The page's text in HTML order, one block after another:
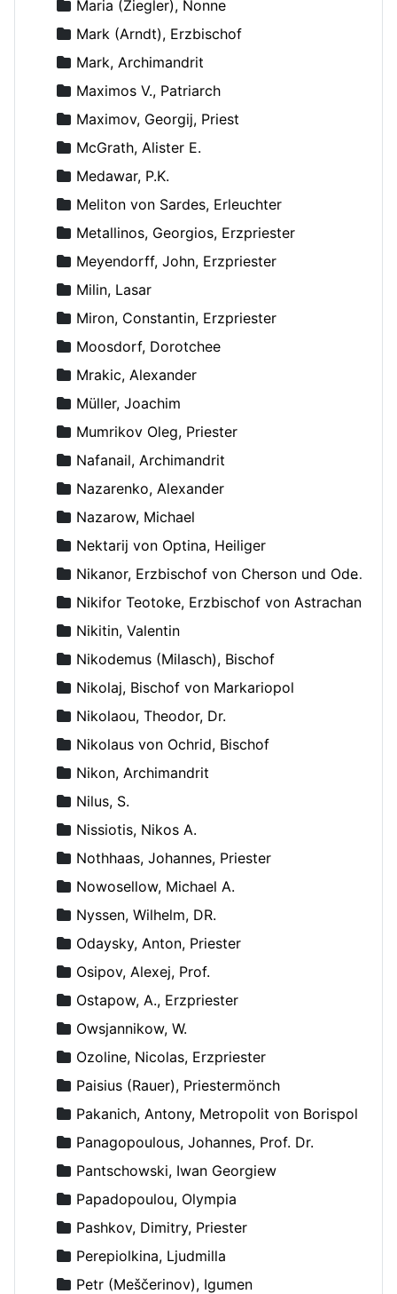
Maria (Ziegler), Nonne
Mark (Arndt), Erzbischof
Mark, Archimandrit
Maximos V., Patriarch
Maximov, Georgij, Priest
McGrath, Alister E.
Medawar, P.K.
Meliton von Sardes, Erleuchter
Metallinos, Georgios, Erzpriester
Meyendorff, John, Erzpriester
Milin, Lasar
Miron, Constantin, Erzpriester
Moosdorf, Dorotchee
Mrakic, Alexander
Müller, Joachim
Mumrikov Oleg, Priester
Nafanail, Archimandrit
Nazarenko, Alexander
Nazarow, Michael
Nektarij von Optina, Heiliger
Nikanor, Erzbischof von Cherson und Odessa
Nikifor Teotoke, Erzbischof von Astrachan
Nikitin, Valentin
Nikodemus (Milasch), Bischof
Nikolaj, Bischof von Markariopol
Nikolaou, Theodor, Dr.
Nikolaus von Ochrid, Bischof
Nikon, Archimandrit
Nilus, S.
Nissiotis, Nikos A.
Nothhaas, Johannes, Priester
Nowosellow, Michael A.
Nyssen, Wilhelm, DR.
Odaysky, Anton, Priester
Osipov, Alexej, Prof.
Ostapow, A., Erzpriester
Owsjannikow, W.
Ozoline, Nicolas, Erzpriester
Paisius (Rauer), Priestermönch
Pakanich, Antony, Metropolit von Borispol
Panagopoulous, Johannes, Prof. Dr.
Pantschowski, Iwan Georgiew
Papadopoulou, Olympia
Pashkov, Dimitry, Priester
Perepiolkina, Ljudmilla
Petr (Meščerinov), Igumen